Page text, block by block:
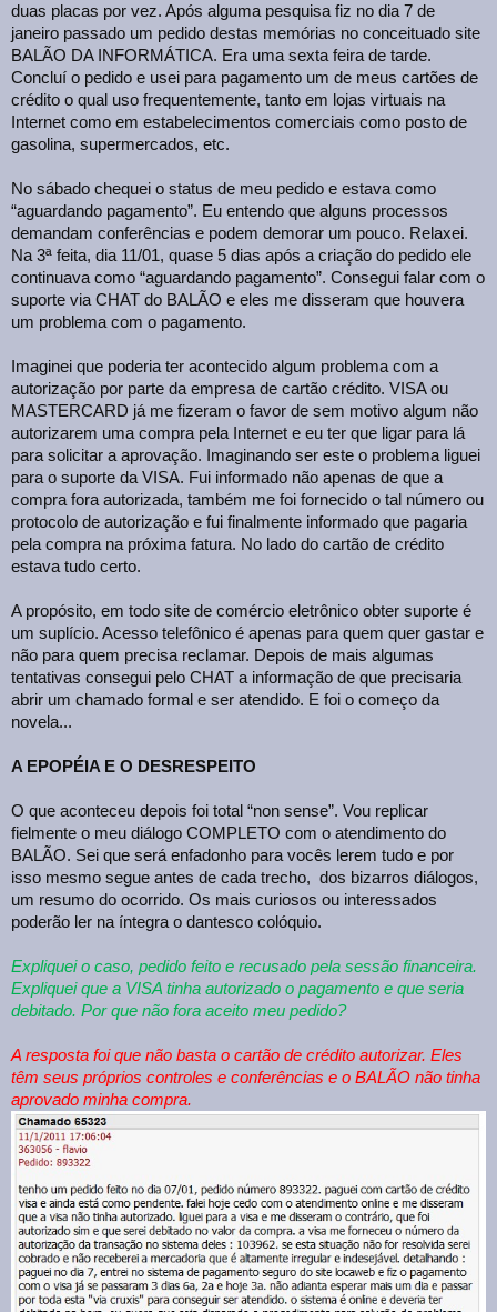
duas placas por vez. Após alguma pesquisa fiz no dia 7 de
janeiro passado um pedido destas memórias no conceituado site
BALÃO DA INFORMÁTICA. Era uma sexta feira de tarde.
Concluí o pedido e usei para pagamento um de meus cartões de
crédito o qual uso frequentemente, tanto em lojas virtuais na
Internet como em estabelecimentos comerciais como posto de
gasolina, supermercados, etc.
No sábado chequei o status de meu pedido e estava como
“aguardando pagamento”. Eu entendo que alguns processos
demandam conferências e podem demorar um pouco. Relaxei.
Na 3ª feita, dia 11/01, quase 5 dias após a criação do pedido ele
continuava como “aguardando pagamento”. Consegui falar com o
suporte via CHAT do BALÃO e eles me disseram que houvera
um problema com o pagamento.
Imaginei que poderia ter acontecido algum problema com a
autorização por parte da empresa de cartão crédito. VISA ou
MASTERCARD já me fizeram o favor de sem motivo algum não
autorizarem uma compra pela Internet e eu ter que ligar para lá
para solicitar a aprovação. Imaginando ser este o problema liguei
para o suporte da VISA. Fui informado não apenas de que a
compra fora autorizada, também me foi fornecido o tal número ou
protocolo de autorização e fui finalmente informado que pagaria
pela compra na próxima fatura. No lado do cartão de crédito
estava tudo certo.
A propósito, em todo site de comércio eletrônico obter suporte é
um suplício. Acesso telefônico é apenas para quem quer gastar e
não para quem precisa reclamar. Depois de mais algumas
tentativas consegui pelo CHAT a informação de que precisaria
abrir um chamado formal e ser atendido. E foi o começo da
novela...
A EPOPÉIA E O DESRESPEITO
O que aconteceu depois foi total “non sense”. Vou replicar
fielmente o meu diálogo COMPLETO com o atendimento do
BALÃO. Sei que será enfadonho para vocês lerem tudo e por
isso mesmo segue antes de cada trecho, dos bizarros diálogos,
um resumo do ocorrido. Os mais curiosos ou interessados
poderão ler na íntegra o dantesco colóquio.
Expliquei o caso, pedido feito e recusado pela sessão financeira.
Expliquei que a VISA tinha autorizado o pagamento e que seria
debitado. Por que não fora aceito meu pedido?
A resposta foi que não basta o cartão de crédito autorizar. Eles
têm seus próprios controles e conferências e o BALÃO não tinha
aprovado minha compra.